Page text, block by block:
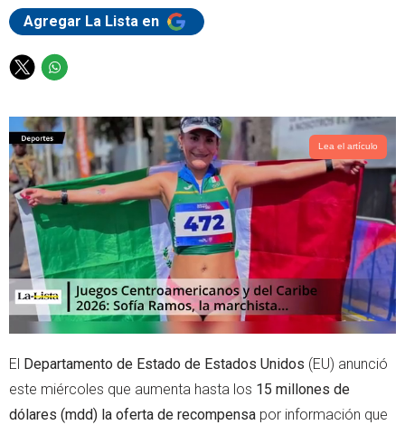
Agregar La Lista en
T
i
t
t
e
r
W
a
t
s
a
p
p
Lea el artículo
El Departamento de Estado de Estados Unidos (EU) anunció
este miércoles que aumenta hasta los 15 millones de
dólares (mdd) la oferta de recompensa por información que